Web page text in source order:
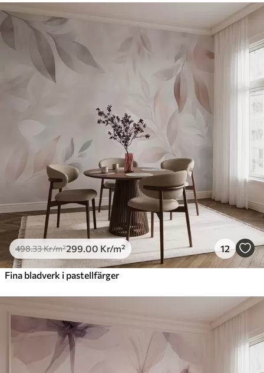
498.33Kr/m²299 .00 Kr/m² 12
Fina bladverk i pastellfärger